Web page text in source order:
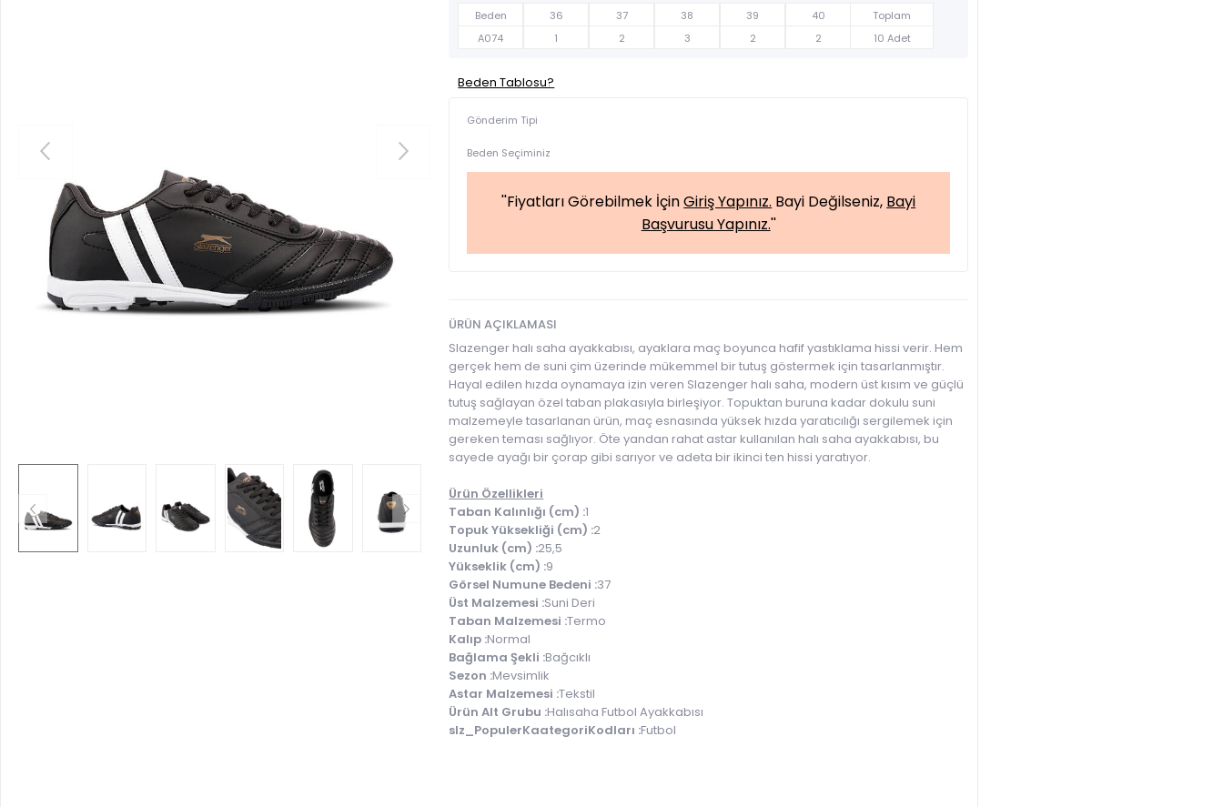
Beden 36 37 38 39 40
Toplam
A074
1 2 3 2 2 10 Adet
Beden Tablosu?
Gönderim Tipi
Beden Seçiminiz
''Fiyatları Görebilmek İçinGiriş Yapınız. Bayi Değilseniz, Bayi
Başvurusu Yapınız.''
ÜRÜN AÇIKLAMASI
Slazenger halı saha ayakkabısı, ayaklara maç boyunca hafif yastıklama hissi verir. Hem
gerçek hem de suni çim üzerinde mükemmel bir tutuş göstermek için tasarlanmıştır.
Hayal edilen hızda oynamaya izin veren Slazenger halı saha, modern üst kısım ve güçlü
tutuş sağlayan özel taban plakasıyla birleşiyor. Topuktan buruna kadar dokulu suni
malzemeyle tasarlanan ürün, maç esnasında yüksek hızda yaratıcılığı sergilemek için
gereken teması sağlıyor. Öte yandan rahat astar kullanılan halı saha ayakkabısı, bu
sayede ayağı bir çorap gibi sarıyor ve adeta bir ikinci ten hissi yaratıyor.
Ürün Özellikleri
Taban Kalınlığı (cm) :1
Topuk Yüksekliği (cm) :2
Uzunluk (cm) :25,5
Yükseklik (cm) :9
Görsel Numune Bedeni :37
Üst Malzemesi :Suni Deri
Taban Malzemesi :Termo
Kalıp :Normal
Bağlama Şekli :Bağcıklı
Sezon :Mevsimlik
Astar Malzemesi :Tekstil
Ürün Alt Grubu :Halısaha Futbol Ayakkabısı
slz_PopulerKaategoriKodları :Futbol